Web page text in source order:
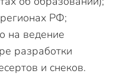
РФ;
на ведение
разработки
и снеков.